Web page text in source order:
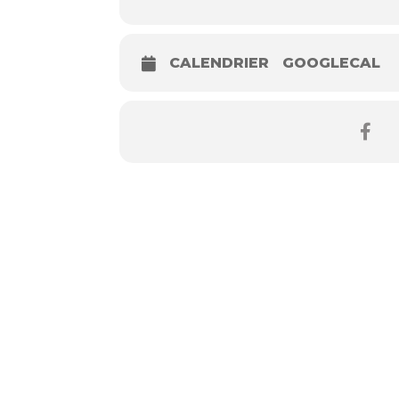
A 16h30 goûter
Inscription conseillé pour une
CALENDRIER GOOGLECAL